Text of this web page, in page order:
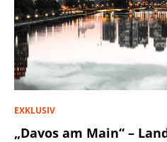
EXKLUSIV
„Davos am Main“ –